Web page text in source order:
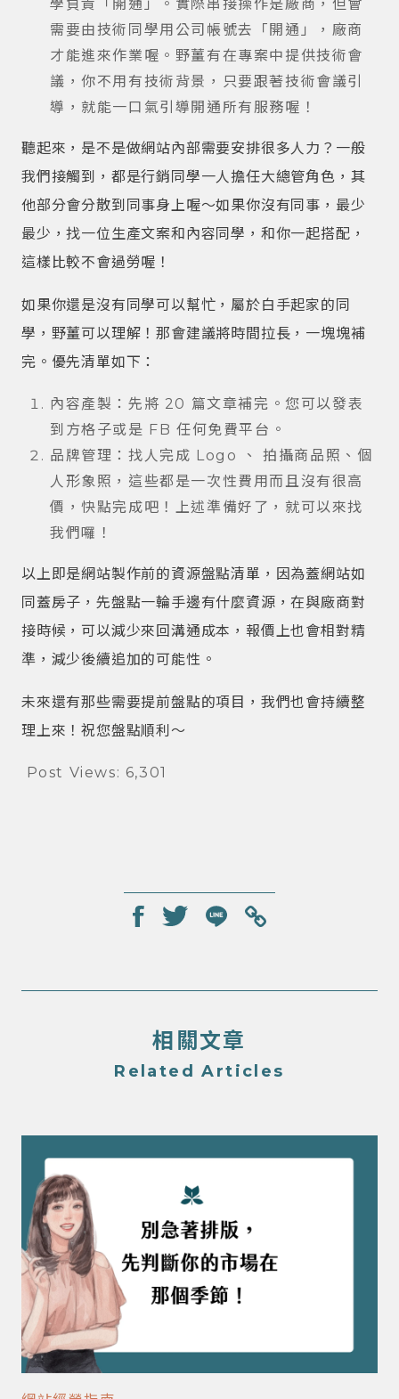
學負責「開通」。實際串接操作是廠商，但會
需要由技術同學用公司帳號去「開通」，廠商
才能進來作業喔。野薑有在專案中提供技術會
議，你不用有技術背景，只要跟著技術會議引
導，就能一口氣引導開通所有服務喔！
聽起來，是不是做網站內部需要安排很多人力？一般
我們接觸到，都是行銷同學一人擔任大總管角色，其
他部分會分散到同事身上喔～如果你沒有同事，最少
最少，找一位生產文案和內容同學，和你一起搭配，
這樣比較不會過勞喔！
如果你還是沒有同學可以幫忙，屬於白手起家的同
學，野薑可以理解！那會建議將時間拉長，一塊塊補
完。優先清單如下：
內容產製：先將 20 篇文章補完。您可以發表
到方格子或是 FB 任何免費平台。
品牌管理：找人完成 Logo 、 拍攝商品照、個
人形象照，這些都是一次性費用而且沒有很高
價，快點完成吧！上述準備好了，就可以來找
我們囉！
以上即是網站製作前的資源盤點清單，因為蓋網站如
同蓋房子，先盤點一輪手邊有什麼資源，在與廠商對
接時候，可以減少來回溝通成本，報價上也會相對精
準，減少後續追加的可能性。
未來還有那些需要提前盤點的項目，我們也會持續整
理上來！祝您盤點順利～
Post Views: 6,301
相關文章
Related Articles